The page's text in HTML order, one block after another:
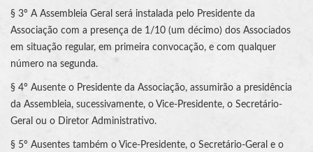
§ 3º A Assembleia Geral será instalada pelo Presidente da
Associação com a presença de 1/10 (um décimo) dos Associados
em situação regular, em primeira convocação, e com qualquer
número na segunda.
§ 4º Ausente o Presidente da Associação, assumirão a presidência
da Assembleia, sucessivamente, o Vice-Presidente, o Secretário-
Geral ou o Diretor Administrativo.
§ 5º Ausentes também o Vice-Presidente, o Secretário-Geral e o